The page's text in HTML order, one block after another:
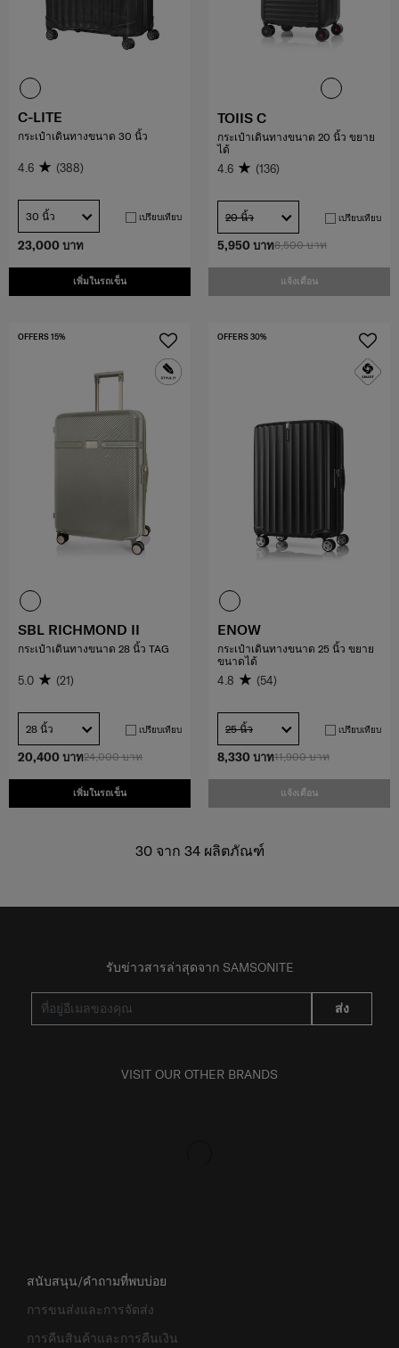
23,000 บาท
เพิ่มในรถเข็น
C-LITE
กระเป๋าเดินทางขนาด 30 นิ้ว
4.6 (388)
30 นิ้ว เปรียบเทียบ
8,500 บาท
5,950 บาท
แจ้งเตือน
TOIIS C
กระเป๋าเดินทางขนาด 20 นิ้ว ขยาย
ได้
4.6 (136)
20 นิ้ว เปรียบเทียบ
24,000 บาท
20,400 บาท
เพิ่มในรถเข็น
OFFERS 15%
SBL RICHMOND II
กระเป๋าเดินทางขนาด 28 นิ้ว TAG
5.0 (21)
28 นิ้ว เปรียบเทียบ
11,900 บาท
8,330 บาท
แจ้งเตือน
OFFERS 30%
ENOW
กระเป๋าเดินทางขนาด 25 นิ้ว ขยาย
ขนาดได้
4.8 (54)
25 นิ้ว เปรียบเทียบ
30จาก 34ผลิตภัณฑ์
รับข่าวสารล่าสุดจาก SAMSONITE
ส่ง
VISIT OUR OTHER BRANDS
สนับสนุน/คำถามที่พบบ่อย
การขนส่งและการจัดส่ง
การคืนสินค้าและการคืนเงิน